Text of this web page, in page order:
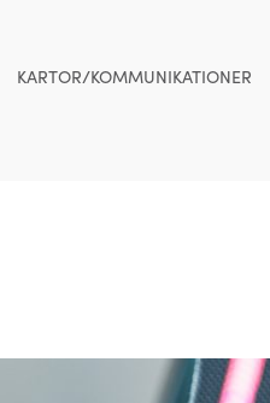
KARTOR/KOMMUNIKATIONER